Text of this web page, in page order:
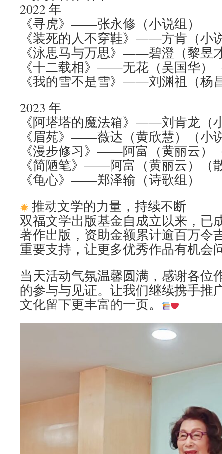
2022 年
《寻虎》——张永修（小说组）
《装死的人不穿鞋》——方肯（小
《泳思马与万思》——碧澄（黎昱
《十二载相》——无花（吴国华）
《我的雪不是雪》——刘渊祖（杨
2023 年
《阿塔塔的魔法箱》——刘肯龙（
《眉苑》——薇达（黄欣慧）（小
《漫步修习》——阿富（黄丽云）
《简陋笔》——阿富（黄丽云）（
《龟心》——郑泽输（诗歌组）
推动文学的力量，持续不断
双福文学出版基金自成立以来，已
著作出版，资助金额累计逾百万令
重要支持，让更多优秀作品有机会
当天活动气氛温馨圆满，感谢各位
的参与与见证。让我们继续携手推
文化留下更丰富的一页。